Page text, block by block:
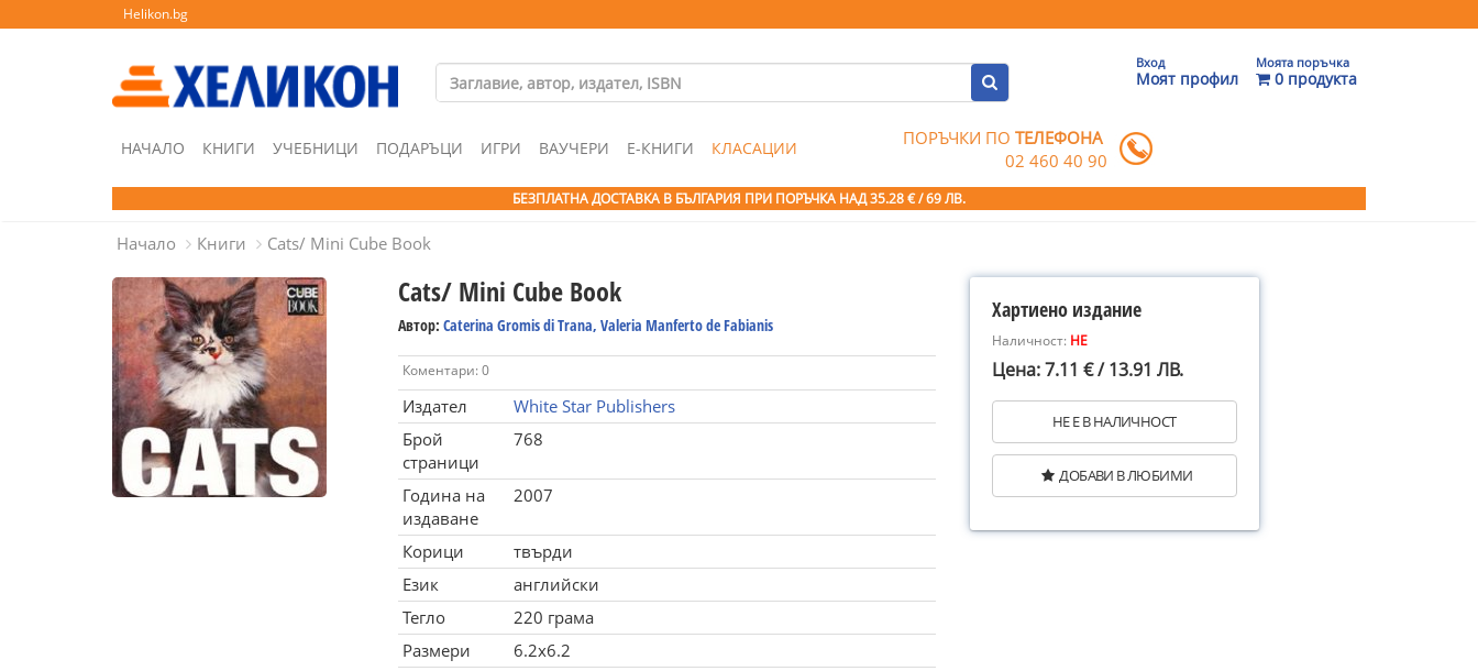
Helikon.bg
Вход
Моят профил
Моята поръчка
0 продукта
НАЧАЛО КНИГИ УЧЕБНИЦИ ПОДАРЪЦИ ИГРИ ВАУЧЕРИ Е-КНИГИ КЛАСАЦИИ ПОРЪЧКИ ПОТЕЛЕФОНА
02 460 40 90
БЕЗПЛАТНА ДОСТАВКА В БЪЛГАРИЯ ПРИ ПОРЪЧКА НАД 35.28 € / 69 ЛВ.
Начало Книги Cats/ Mini Cube Book
Cats/ Mini Cube Book
Автор: Caterina Gromis di Trana, Valeria Manferto de Fabianis
Коментари: 0
Издател
White Star Publishers
Брой
страници
768
Година на
издаване
2007
Корици
твърди
Език
английски
Тегло
220 грама
Размери
6.2x6.2
Хартиено издание
Наличност: НЕ
Цена: 7.11 € / 13.91 ЛВ.
НЕ Е В НАЛИЧНОСТ
ДОБАВИ В ЛЮБИМИ